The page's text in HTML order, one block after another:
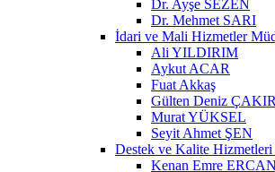
Dr. Ayşe SEZEN
Dr. Mehmet SARI
İdari ve Mali Hizmetler
Ali YILDIRIM
Aykut ACAR
Fuat Akkaş
Gülten Deniz
Murat YÜKSEL
Seyit Ahmet ŞEN
Destek ve Kalite
Kenan Emre ERCAN